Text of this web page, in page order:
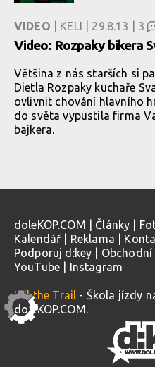
VIDEO | KELI | 29.8.13 | 3
Video: Rozpaky bikera
Většina z nás starších si
Dietla Rozpaky kuchaře
ovlivnit chování hlavního
do světa vypustila firma
bajkera.
doleKOP.COM Články
Kalendář
Reklama
Podporuj d:key
YouTube
Instagram
Kill the Trail - Škola jízdy
doleKOP.COM.